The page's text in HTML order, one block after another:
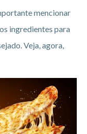
mencionar
ingredientes para
Veja, agora,